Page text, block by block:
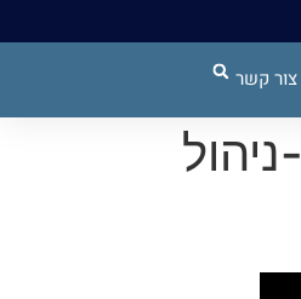
צור קשר
זום נדל"ן 66- צחי קווטינסקי מארח-אביב שני מ home 365 -ניהול